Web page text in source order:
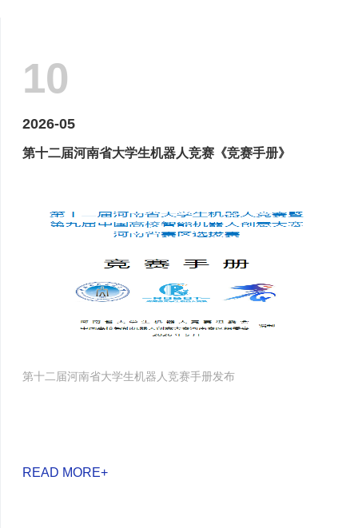
10
2026-05
第十二届河南省大学生机器人竞赛《竞赛手册》
第十二届河南省大学生机器人竞赛手册发布
READ MORE+